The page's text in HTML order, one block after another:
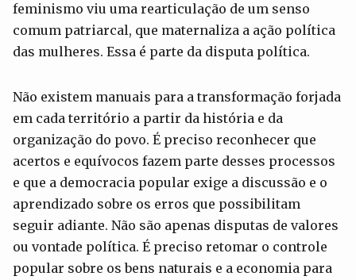
feminismo viu uma rearticulação de um senso
comum patriarcal, que maternaliza a ação política
das mulheres. Essa é parte da disputa política.
Não existem manuais para a transformação forjada
em cada território a partir da história e da
organização do povo. É preciso reconhecer que
acertos e equívocos fazem parte desses processos
e que a democracia popular exige a discussão e o
aprendizado sobre os erros que possibilitam
seguir adiante. Não são apenas disputas de valores
ou vontade política. É preciso retomar o controle
popular sobre os bens naturais e a economia para